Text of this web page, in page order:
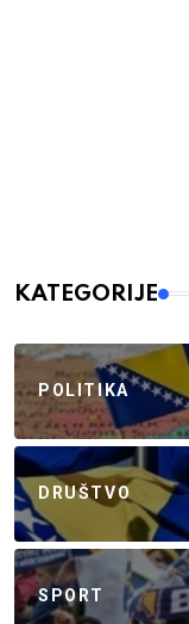
KATEGORIJE
POLITIKA
DRUŠTVO
SPORT